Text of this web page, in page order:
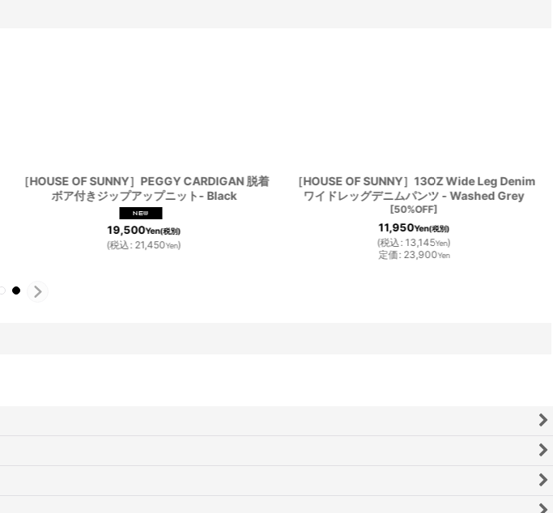
［HOUSE OF SUNNY］PEGGY CARDIGAN 脱着
ボア付きジップアップニット- Black
19,500Yen(税別)
(税込: 21,450Yen)
［HOUSE OF SUNNY］13OZ Wide Leg Denim
ワイドレッグデニムパンツ - Washed Grey
[50%OFF]
11,950Yen(税別)
(税込: 13,145Yen)
定価: 23,900Yen